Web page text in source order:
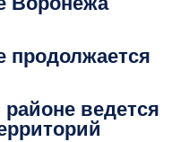
продолжается
ведется